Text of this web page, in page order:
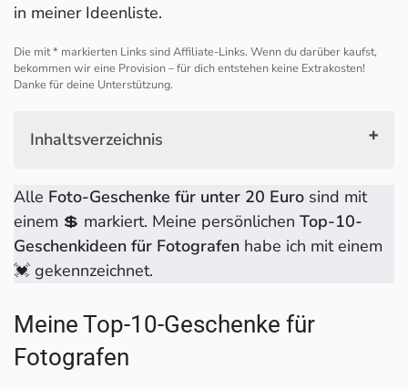
in meiner Ideenliste.
Die mit * markierten Links sind Affiliate-Links. Wenn du darüber kaufst,
bekommen wir eine Provision – für dich entstehen keine Extrakosten!
Danke für deine Unterstützung.
Inhaltsverzeichnis
Praktische Geschenke für Fotografen
1. Fotokurs 💓
2. Peak Design Rucksackhalterung 💓
3. Rollei C6i Reisestativ 💓
5. Fujifilm Instax Mini 11 Sofortbildkamera 💓
6. Polaroid Handydrucker
7. Lens-Aid Neopren Kamerabeutel
Alle Foto-Geschenke für unter 20 Euro sind mit
einem 💲 markiert. Meine persönlichen Top-10-
Geschenkideen für Fotografen habe ich mit einem
💓 gekennzeichnet.
Meine Top-10-Geschenke für
Fotografen